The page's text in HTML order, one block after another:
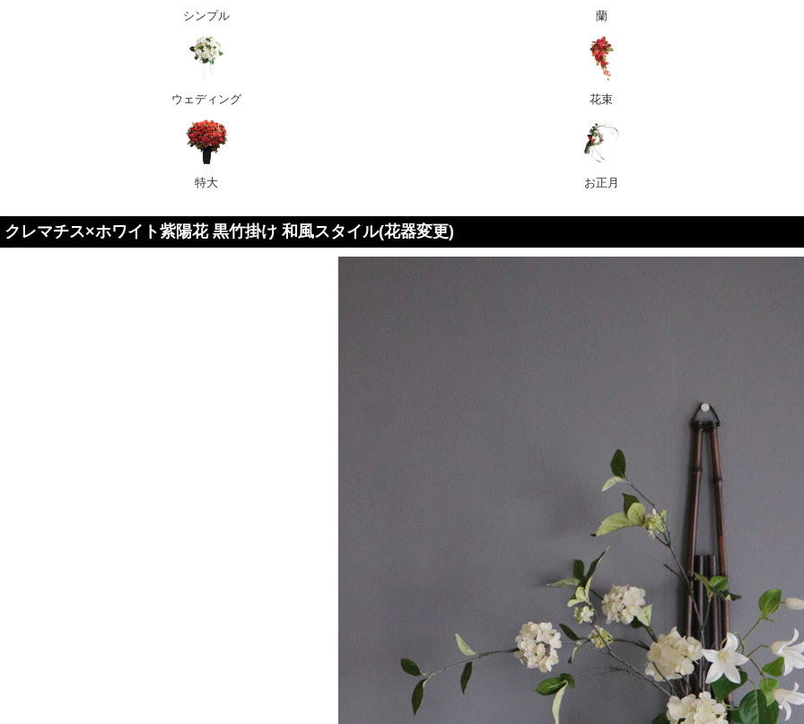
シンプル 蘭
ウェディング 花束
特大 お正月
クレマチス×ホワイト紫陽花 黒竹掛け 和風スタイル(花器変更)